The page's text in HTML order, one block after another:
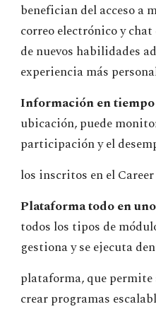
benefician del acceso a
correo electrónico y
de nuevos habilidades
experiencia más
Información en
ubicación, puede
participación y el
los inscritos en el Career
Plataforma todo en uno
todos los tipos de
gestiona y se ejecuta
plataforma, que permite
crear programas